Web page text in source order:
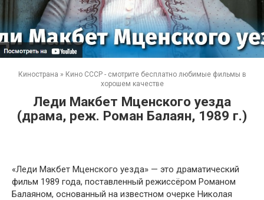
Кинострана » Кино СССР - смотрите бесплатно любимые фильмы в
хорошем качестве
Леди Макбет Мценского уезда
(драма, реж. Роман Балаян, 1989 г.)
«Леди Макбет Мценского уезда» — это драматический
фильм 1989 года, поставленный режиссёром Романом
Балаяном, основанный на известном очерке Николая